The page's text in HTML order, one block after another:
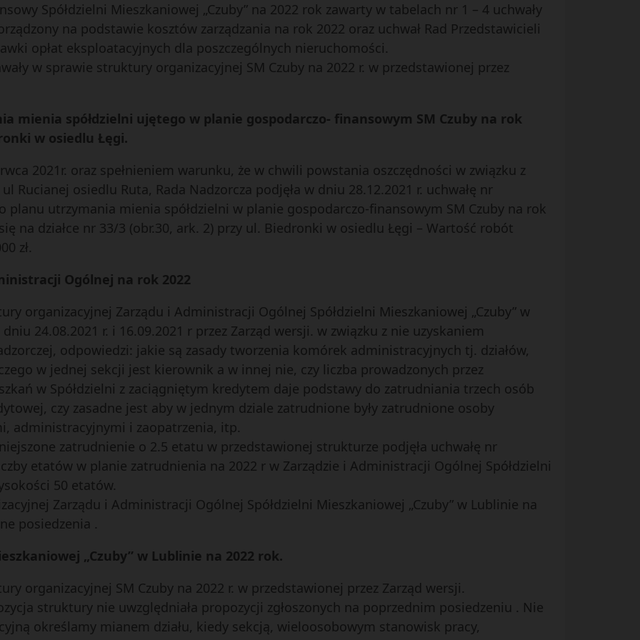
Spółdzielni Mieszkaniowej „Czuby” na 2022 rok zawarty w tabelach nr 1 – 4 uchwały
na podstawie kosztów zarządzania na rok 2022 oraz uchwał Rad Przedstawicieli
opłat eksploatacyjnych dla poszczególnych nieruchomości.
w sprawie struktury organizacyjnej SM Czuby na 2022 r. w przedstawionej przez
mienia spółdzielni ujętego w planie gospodarczo- finansowym SM Czuby na rok
w osiedlu Łęgi.
2021r. oraz spełnieniem warunku, że w chwili powstania oszczędności w związku z
osiedlu Ruta, Rada Nadzorcza podjęła w dniu 28.12.2021 r. uchwałę nr
utrzymania mienia spółdzielni w planie gospodarczo-finansowym SM Czuby na rok
na działce nr 33/3 (obr.30, ark. 2) przy ul. Biedronki w osiedlu Łęgi – Wartość robót
zł.
Ogólnej na rok 2022
organizacyjnej Zarządu i Administracji Ogólnej Spółdzielni Mieszkaniowej „Czuby” w
24.08.2021 r. i 16.09.2021 r przez Zarząd wersji. w związku z nie uzyskaniem
odpowiedzi: jakie są zasady tworzenia komórek administracyjnych tj. działów,
w jednej sekcji jest kierownik a w innej nie, czy liczba prowadzonych przez
w Spółdzielni z zaciągniętym kredytem daje podstawy do zatrudniania trzech osób
czy zasadne jest aby w jednym dziale zatrudnione były zatrudnione osoby
administracyjnymi i zaopatrzenia, itp.
zatrudnienie o 2.5 etatu w przedstawionej strukturze podjęła uchwałę nr
etatów w planie zatrudnienia na 2022 r w Zarządzie i Administracji Ogólnej Spółdzielni
50 etatów.
Zarządu i Administracji Ogólnej Spółdzielni Mieszkaniowej „Czuby” w Lublinie na
posiedzenia .
„Czuby” w Lublinie na 2022 rok.
organizacyjnej SM Czuby na 2022 r. w przedstawionej przez Zarząd wersji.
struktury nie uwzględniała propozycji zgłoszonych na poprzednim posiedzeniu . Nie
określamy mianem działu, kiedy sekcją, wieloosobowym stanowisk pracy,